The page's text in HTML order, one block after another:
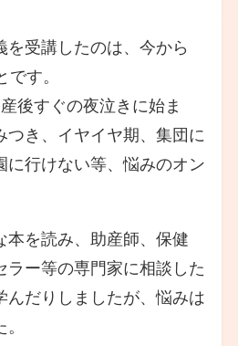
を受講したのは、今から
す。
後すぐの夜泣きに始ま
つき、イヤイヤ期、集団に
に行けない等、悩みのオン
本を読み、助産師、保健
ラー等の専門家に相談した
んだりしましたが、悩みは